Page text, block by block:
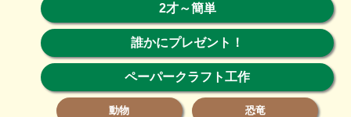
2才～簡単
誰かにプレゼント！
ペーパークラフト工作
動物 恐竜